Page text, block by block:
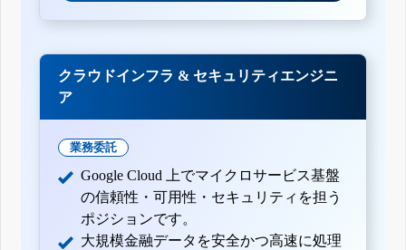
クラウドインフラ & セキュリティエンジニ
ア
業務委託
Google Cloud 上でマイクロサービス基盤
の信頼性・可用性・セキュリティを担う
ポジションです。
大規模金融データを安全かつ高速に処理